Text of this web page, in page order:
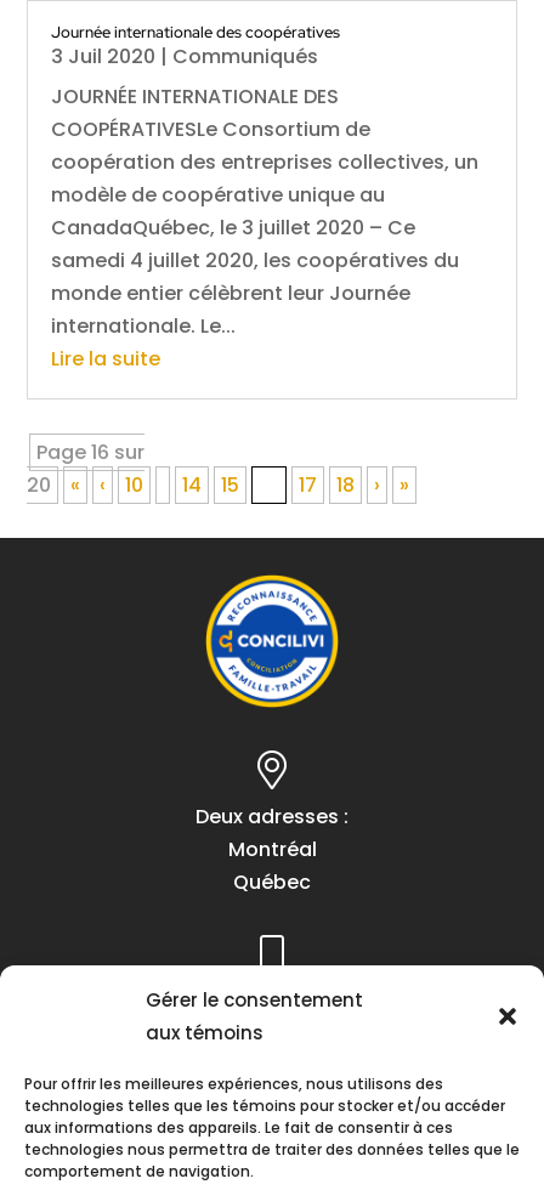
Gérer le consentement
aux témoins
Pour offrir les meilleures expériences, nous utilisons des
technologies telles que les témoins pour stocker et/ou accéder
aux informations des appareils. Le fait de consentir à ces
technologies nous permettra de traiter des données telles que le
comportement de navigation.
Journée internationale des coopératives
3 Juil 2020 | Communiqués
JOURNÉE INTERNATIONALE DES
COOPÉRATIVESLe Consortium de
coopération des entreprises collectives, un
modèle de coopérative unique au
CanadaQuébec, le 3 juillet 2020 – Ce
samedi 4 juillet 2020, les coopératives du
monde entier célèbrent leur Journée
internationale. Le...
Lire la suite
Page 16 sur
20
« ‹ 10 14 15 17 18 › »
Deux adresses :
Montréal
Québec
Téléphone :
(418) 622-1001